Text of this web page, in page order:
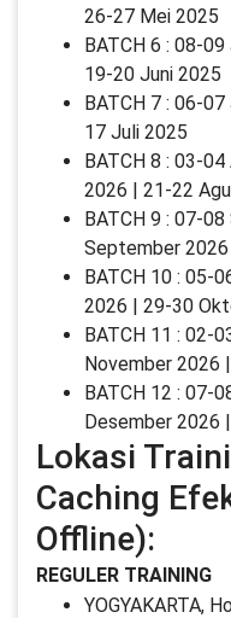
26-27 Mei 2025
BATCH 6 : 08-
19-20 Juni 2025
BATCH 7 : 06-
17 Juli 2025
BATCH 8 : 03-
2026 | 21-22
BATCH 9 : 07-
September
BATCH 10 : 05-
2026 | 29-30
BATCH 11 : 02-
November 2026
BATCH 12 : 07-
Desember 2026
Lokasi
Caching
Offline):
REGULER TRAINING
YOGYAKARTA,